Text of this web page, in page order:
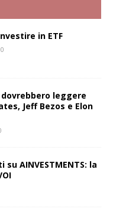
in ETF
0
leggere
Jeff Bezos e Elon
AINVESTMENTS: la